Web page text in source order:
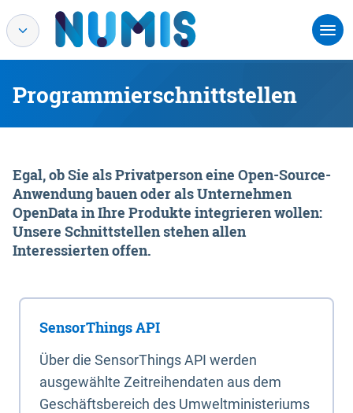
Programmierschnittstellen
Egal, ob Sie als Privatperson eine Open-Source-
Anwendung bauen oder als Unternehmen
OpenData in Ihre Produkte integrieren wollen:
Unsere Schnittstellen stehen allen
Interessierten offen.
SensorThings API
Über die SensorThings API werden
ausgewählte Zeitreihendaten aus dem
Geschäftsbereich des Umweltministeriums